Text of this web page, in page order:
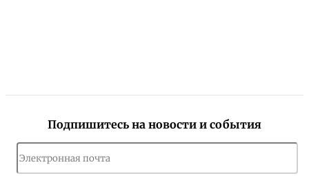
Подпишитесь на новости и события